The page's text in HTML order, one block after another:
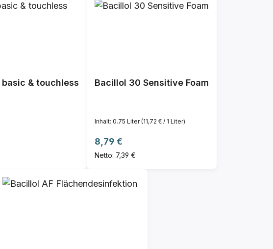
& touchless Bacillol 30 Sensitive Foam
Inhalt: 0.75 Liter(11,72 € / 1 Liter)
Regulärer Preis:
8,79 €
Netto: 7,39 €